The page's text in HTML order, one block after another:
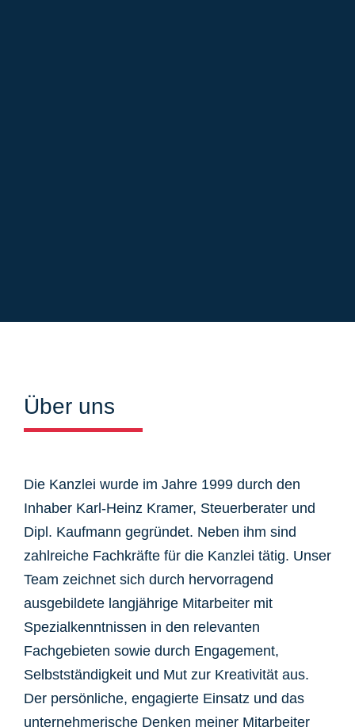
Über uns
Die Kanzlei wurde im Jahre 1999 durch den
Inhaber Karl-Heinz Kramer, Steuerberater und
Dipl. Kaufmann gegründet. Neben ihm sind
zahlreiche Fachkräfte für die Kanzlei tätig. Unser
Team zeichnet sich durch hervorragend
ausgebildete langjährige Mitarbeiter mit
Spezialkenntnissen in den relevanten
Fachgebieten sowie durch Engagement,
Selbstständigkeit und Mut zur Kreativität aus.
Der persönliche, engagierte Einsatz und das
unternehmerische Denken meiner Mitarbeiter